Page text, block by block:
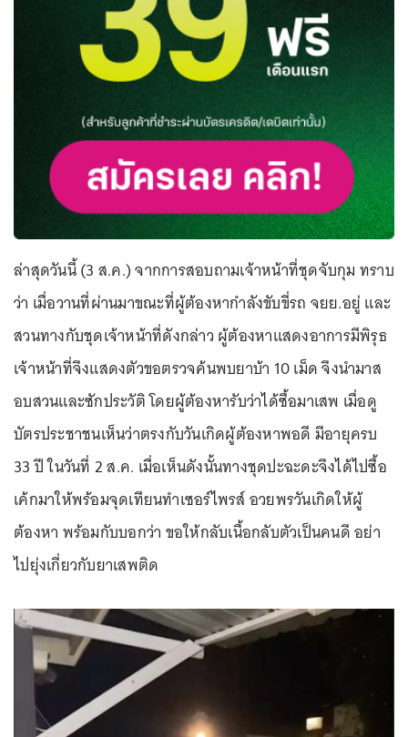
ล่าสุดวันนี้ (3 ส.ค.) จากการสอบถามเจ้าหน้าที่ชุดจับกุม ทราบ
ว่า เมื่อวานที่ผ่านมาขณะที่ผู้ต้องหากำลังขับขี่รถ จยย.อยู่ และ
สวนทางกับชุดเจ้าหน้าที่ดังกล่าว ผู้ต้องหาแสดงอาการมีพิรุธ
เจ้าหน้าที่จึงแสดงตัวขอตรวจค้นพบยาบ้า 10 เม็ด จึงนำมาส
อบสวนและซักประวัติ โดยผู้ต้องหารับว่าได้ซื้อมาเสพ เมื่อดู
บัตรประชาชนเห็นว่าตรงกับวันเกิดผู้ต้องหาพอดี มีอายุครบ
33 ปี ในวันที่ 2 ส.ค. เมื่อเห็นดังนั้นทางชุดปะฉะดะจึงได้ไปซื้อ
เค้กมาให้พร้อมจุดเทียนทำเซอร์ไพรส์ อวยพรวันเกิดให้ผู้
ต้องหา พร้อมกับบอกว่า ขอให้กลับเนื้อกลับตัวเป็นคนดี อย่า
ไปยุ่งเกี่ยวกับยาเสพติด